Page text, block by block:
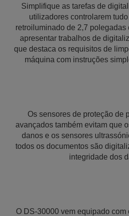
Simplifique as tarefas de
utilizadores controlarem tudo
retroiluminado de 2,7 polegadas
apresentar trabalhos de
que destaca os requisitos de
máquina com instruções
Os sensores de proteção de
avançados também evitam que
danos e os sensores
todos os documentos são
integridade dos
O DS-30000 vem equipado com